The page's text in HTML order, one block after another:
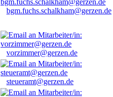
bgm.fuchs.schalkham@gerzen.de
vorzimmer@gerzen.de
steueramt@gerzen.de